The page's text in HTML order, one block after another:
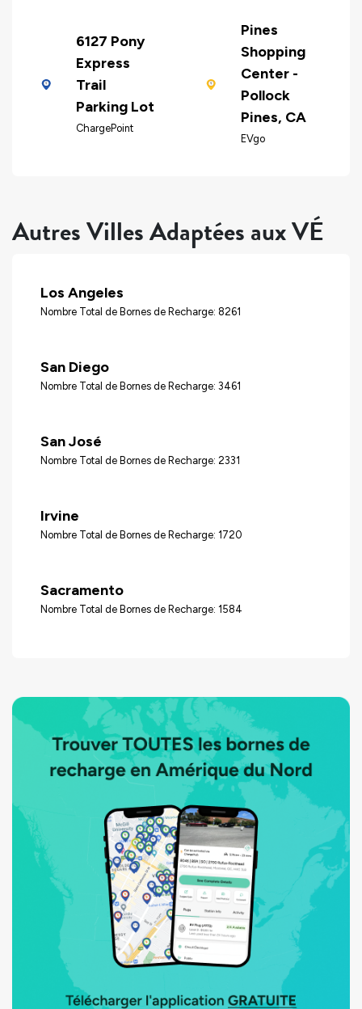
6127 Pony
Express
Trail
Parking Lot
ChargePoint
Pines
Shopping
Center -
Pollock
Pines, CA
EVgo
Autres Villes Adaptées aux VÉ
Los Angeles
Nombre Total de Bornes de Recharge: 8261
San Diego
Nombre Total de Bornes de Recharge: 3461
San José
Nombre Total de Bornes de Recharge: 2331
Irvine
Nombre Total de Bornes de Recharge: 1720
Sacramento
Nombre Total de Bornes de Recharge: 1584